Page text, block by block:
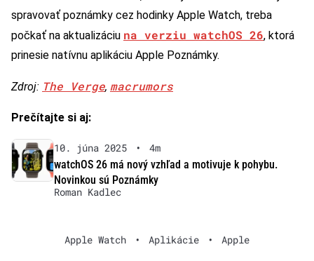
spravovať poznámky cez hodinky Apple Watch, treba
počkať na aktualizáciu na verziu watchOS 26, ktorá
prinesie natívnu aplikáciu Apple Poznámky.
Zdroj: The Verge, macrumors
Prečítajte si aj:
10. júna 2025 •
4m
watchOS 26 má nový vzhľad a motivuje k pohybu.
Novinkou sú Poznámky
Roman Kadlec
Apple Watch • Aplikácie • Apple